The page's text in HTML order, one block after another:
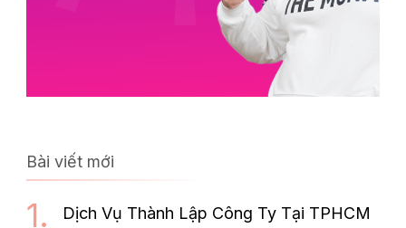
Bài viết mới
Dịch Vụ Thành Lập Công Ty Tại TPHCM